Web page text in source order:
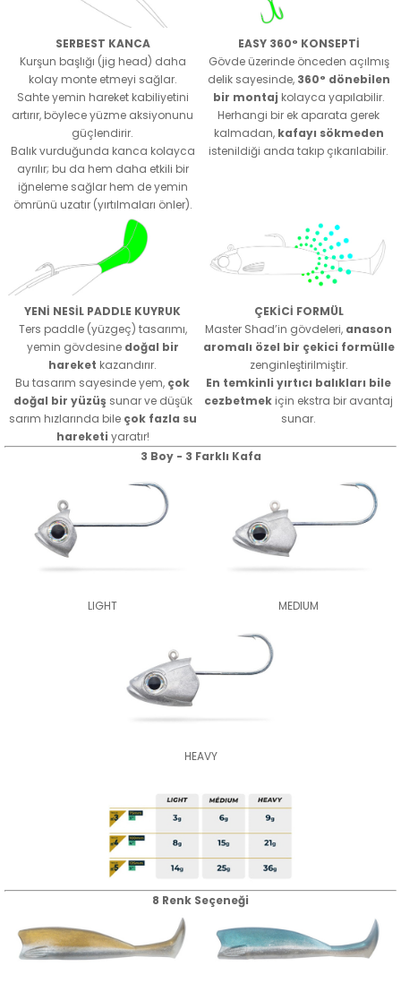
SERBEST KANCA
Kurşun başlığı (jig head) daha
kolay monte etmeyi sağlar.
Sahte yemin hareket kabiliyetini
artırır, böylece yüzme aksiyonunu
güçlendirir.
Balık vurduğunda kanca kolayca
ayrılır; bu da hem daha etkili bir
iğneleme sağlar hem de yemin
ömrünü uzatır (yırtılmaları önler).
EASY 360° KONSEPTİ
Gövde üzerinde önceden açılmış
delik sayesinde, 360° dönebilen
bir montaj kolayca yapılabilir.
Herhangi bir ek aparata gerek
kalmadan, kafayı sökmeden
istenildiği anda takıp çıkarılabilir.
YENİ NESİL PADDLE KUYRUK
Ters paddle (yüzgeç) tasarımı,
yemin gövdesine doğal bir
hareket kazandırır.
Bu tasarım sayesinde yem, çok
doğal bir yüzüş sunar ve düşük
sarım hızlarında bile çok fazla su
hareketi yaratır!
ÇEKİCİ FORMÜL
Master Shad’in gövdeleri, anason
aromalı özel bir çekici formülle
zenginleştirilmiştir.
En temkinli yırtıcı balıkları bile
cezbetmek için ekstra bir avantaj
sunar.
3 Boy - 3 Farklı Kafa
LIGHT MEDIUM
HEAVY
8 Renk Seçeneği